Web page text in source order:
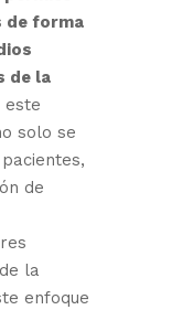
de forma
de la
este
solo se
de
la
enfoque